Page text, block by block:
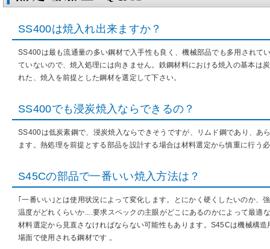
SS400は焼入れ出来ますか？
SS400は最も流通量の多い鋼材で入手性も良く、機械部品でも多用されて
ていないので、焼入処理には向きません。鉄鋼材料における焼入の基本は
れた、焼入を前提とした鋼材を選定して下さい。
SS400でも浸炭焼入ならできるの？
SS400は低炭素鋼で、浸炭焼入ならできそうですが、リムド鋼であり、あ
ます。熱処理を前提とする部品を設計する場合は材料選定から慎重に行う
S45Cの部品で一番いい焼入方法は？
｢一番いい｣とは使用状況によって変化します。とにかく硬くしたいのか、
温度がどれくらいか....要求スペックの主眼がどこにあるのかによって最適
材料選定から見直さなければならない可能性もあります。S45Cは機械構
場面で使用される鋼材です 。